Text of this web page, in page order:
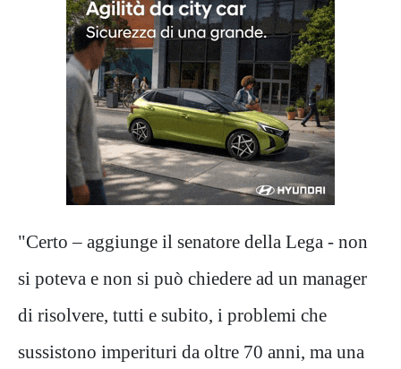
"Certo – aggiunge il senatore della Lega - non
si poteva e non si può chiedere ad un manager
di risolvere, tutti e subito, i problemi che
sussistono imperituri da oltre 70 anni, ma una